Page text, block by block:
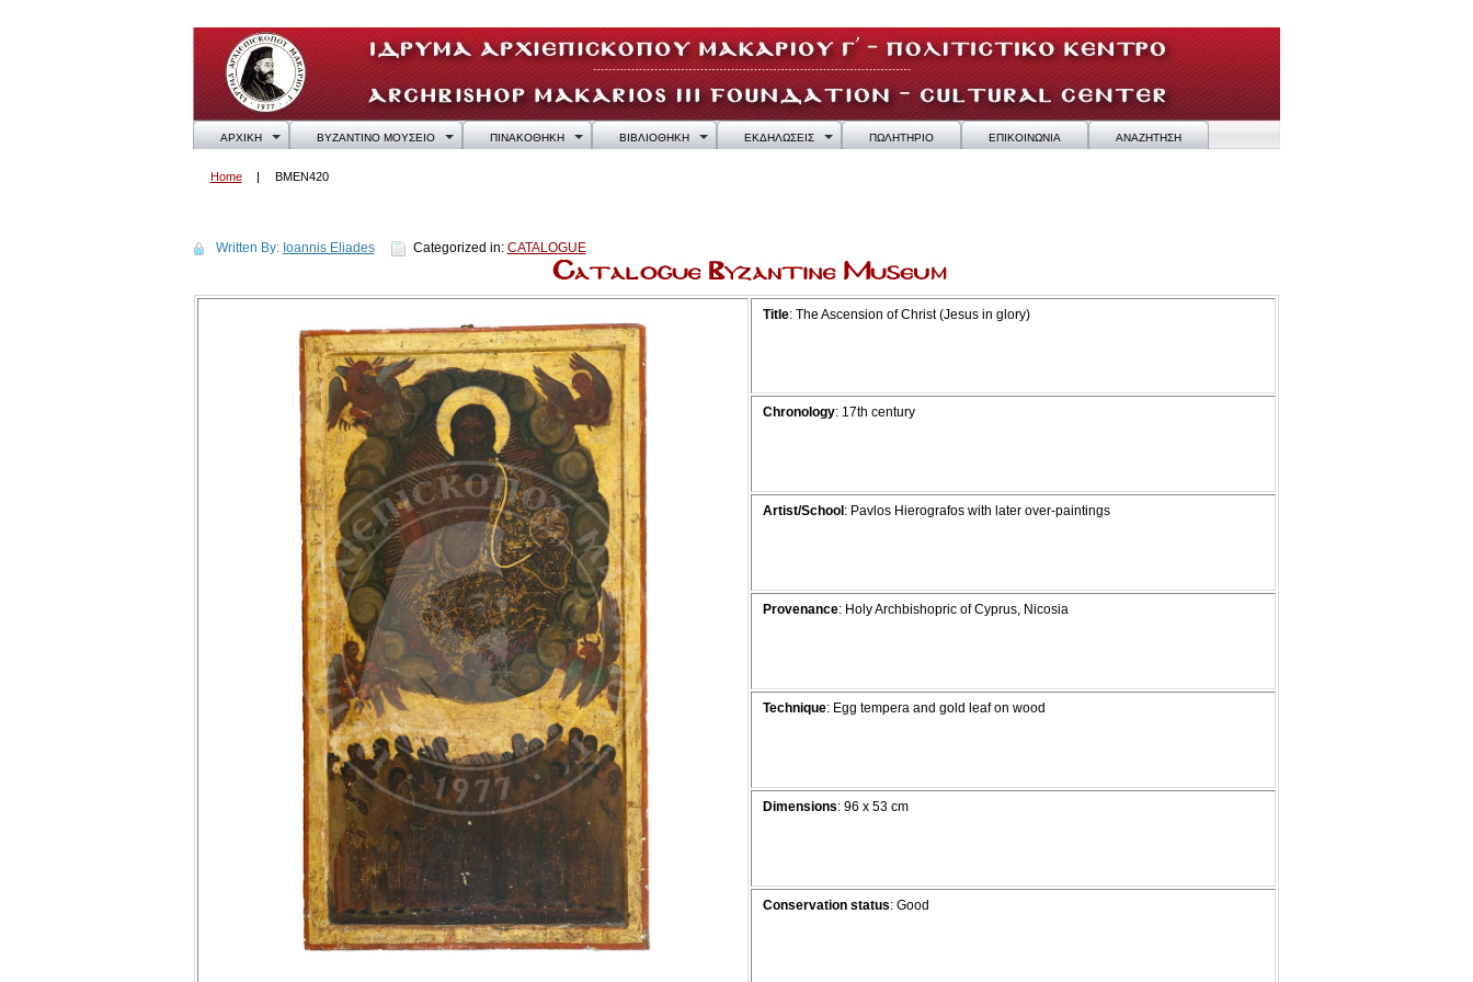
ΑΡΧΙΚΗ ΒΥΖΑΝΤΙΝΟ ΜΟΥΣΕΙΟ ΠΙΝΑΚΟΘΗΚΗ ΒΙΒΛΙΟΘΗΚΗ ΕΚΔΗΛΩΣΕΙΣ ΠΩΛΗΤΗΡΙΟ ΕΠΙΚΟΙΝΩΝΙΑ ΑΝΑΖΗΤΗΣΗ
Home BMEN420
Written By: Ioannis Eliades Categorized in: CATALOGUE
Title: The Ascension of Christ (Jesus in glory)
Chronology: 17th century
Artist/School : Pavlos Hierografos with later over-paintings
Provenance: Holy Archbishopric of Cyprus, Nicosia
Technique: Egg tempera and gold leaf on wood
Dimensions: 96 x 53 cm
Conservation status: Good